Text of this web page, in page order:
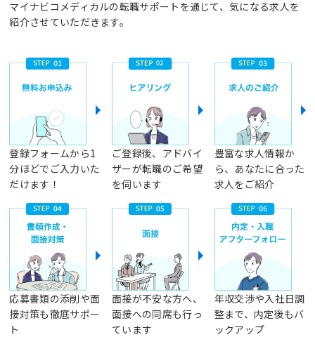
マイナビコメディカルの転職サポートを通じて、気になる求人を
紹介させていただきます。
登録フォームから1
分ほどでご入力いた
だけます！
ご登録後、アドバイ
ザーが転職のご希望
を伺います
豊富な求人情報か
ら、あなたに合った
求人をご紹介
応募書類の添削や面
接対策も徹底サポー
ト
面接が不安な方へ、
面接への同席も行っ
ています
年収交渉や入社日調
整まで、内定後もバ
ックアップ